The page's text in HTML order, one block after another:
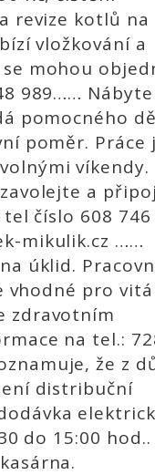
revize kotlů
vložkování a
mohou
989……
pomocného
poměr. Práce
víkendy.
a
číslo 608 746
mikulik.cz ……
úklid.
vhodné pro
zdravotním
na tel.:
že z
distribuční
do 15:00 hod..